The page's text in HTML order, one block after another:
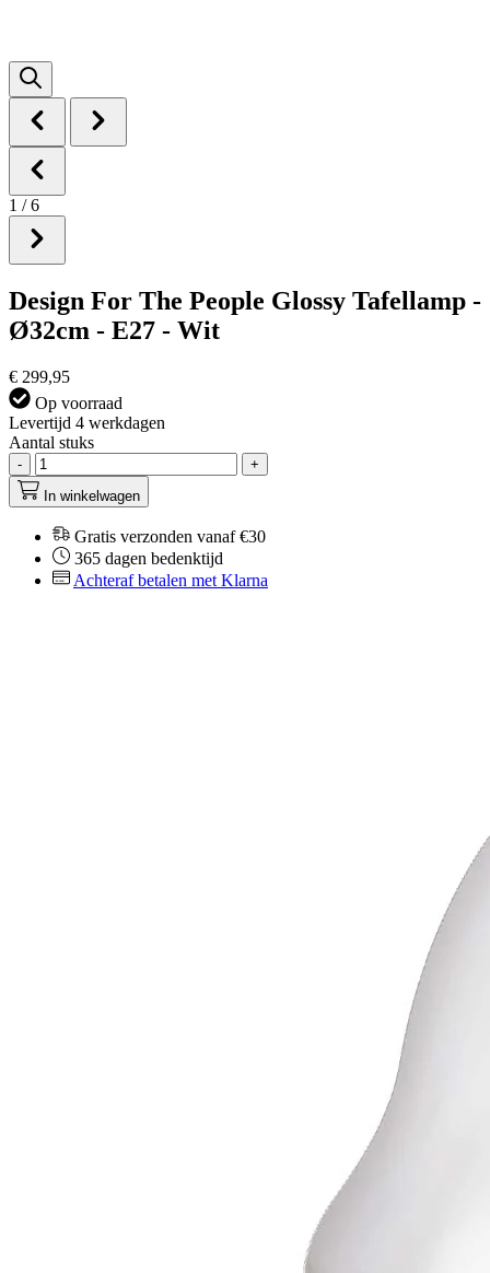
1 / 6
Design For The People Glossy Tafellamp -
Ø32cm - E27 - Wit
€ 299,95
Op voorraad
Levertijd 4 werkdagen
Aantal stuks
-
+
In winkelwagen
Gratis verzonden vanaf €30
365 dagen bedenktijd
Achteraf betalen met Klarna